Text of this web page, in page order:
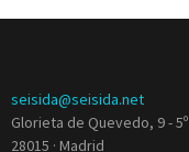
seisida@seisida.net
Glorieta de Quevedo, 9 - 5º
28015 · Madrid